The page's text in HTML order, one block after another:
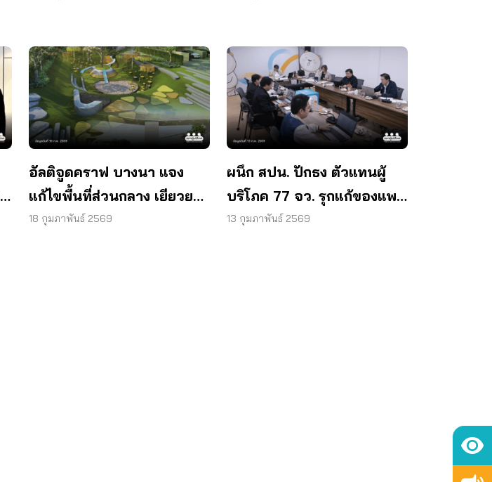
อัลติจูดคราฟ บางนา แจง
แก้ไขพื้นที่ส่วนกลาง เยียวยาผู้
บริโภค
18 กุมภาพันธ์ 2569
ผนึก สปน. ปักธง ตัวแทนผู้
บริโภค 77 จว. รุกแก้ของแพง
– สกัดภัยไซเบอร์
13 กุมภาพันธ์ 2569